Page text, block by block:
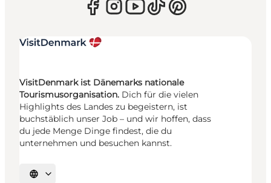
VisitDenmark ist Dänemarks nationale
Tourismusorganisation. Dich für die vielen
Highlights des Landes zu begeistern, ist
buchstäblich unser Job – und wir hoffen, dass
du jede Menge Dinge findest, die du
unternehmen und besuchen kannst.
Sprache auswählen